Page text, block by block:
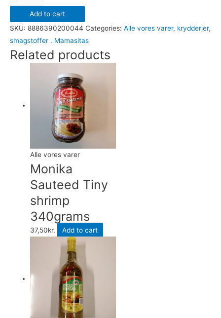
Hjem
Gourmet
Pad
Thai
Nudler
Add to cart
SKU: 8886390200044 Categories: Alle vores varer, krydderier,
smagstoffer . Mamasitas
Related products
Alle vores varer
Monika
Sauteed Tiny
shrimp
340grams
37,50kr. Add to cart